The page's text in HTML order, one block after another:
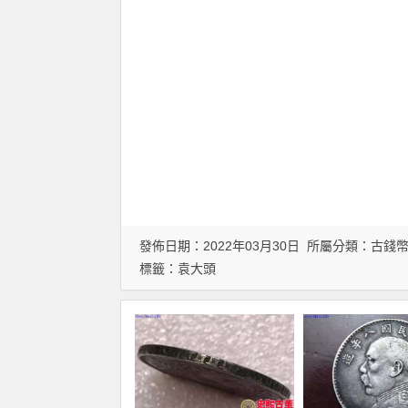
發佈日期：2022年03月30日 所屬分類： 古錢幣
標籤： 袁大頭